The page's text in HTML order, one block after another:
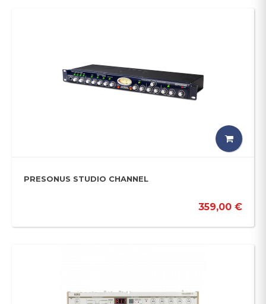
PRESONUS STUDIO CHANNEL
359,00 €